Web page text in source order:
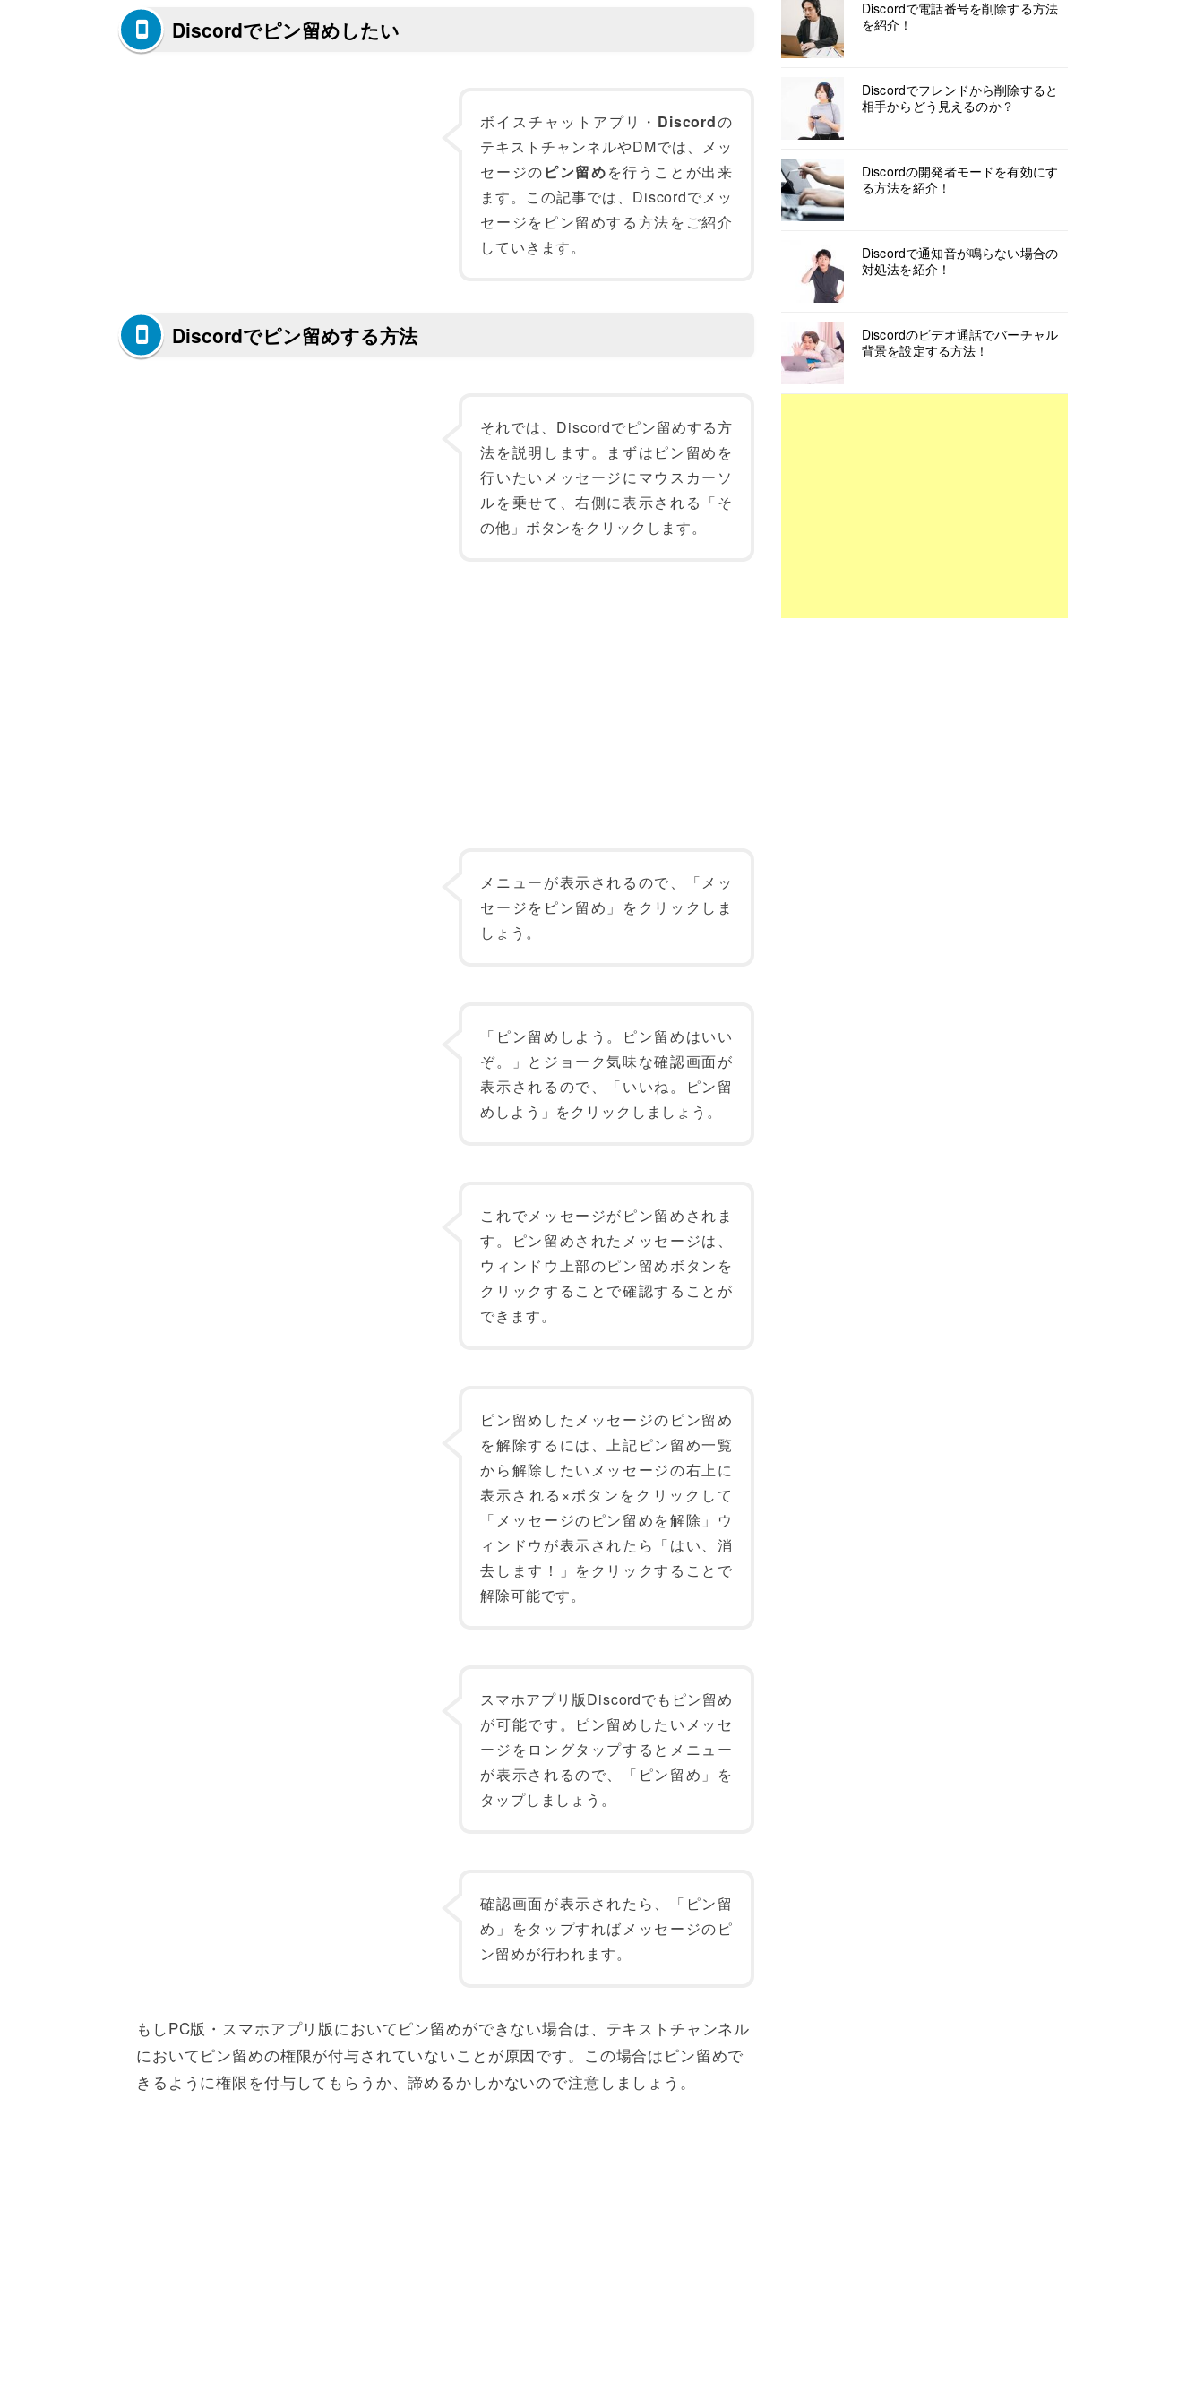
Discordでピン留めしたい
ボイスチャットアプリ・ Discordの
テキストチャンネルやDMでは、メッ
セージの ピン留めを行うことが出来
ます。この記事では、Discordでメッ
セージをピン留めする方法をご紹介
していきます。
Discordでピン留めする方法
それでは、Discordでピン留めする方
法を説明します。まずはピン留めを
行いたいメッセージにマウスカーソ
ルを乗せて、右側に表示される「そ
の他」ボタンをクリックします。
メニューが表示されるので、「メッ
セージをピン留め」をクリックしま
しょう。
「ピン留めしよう。ピン留めはいい
ぞ。」とジョーク気味な確認画面が
表示されるので、「いいね。ピン留
めしよう」をクリックしましょう。
これでメッセージがピン留めされま
す。ピン留めされたメッセージは、
ウィンドウ上部のピン留めボタンを
クリックすることで確認することが
できます。
ピン留めしたメッセージのピン留め
を解除するには、上記ピン留め一覧
から解除したいメッセージの右上に
表示される×ボタンをクリックして
「メッセージのピン留めを解除」ウ
ィンドウが表示されたら「はい、消
去します！」をクリックすることで
解除可能です。
スマホアプリ版Discordでもピン留め
が可能です。ピン留めしたいメッセ
ージをロングタップするとメニュー
が表示されるので、「ピン留め」を
タップしましょう。
確認画面が表示されたら、「ピン留
め」をタップすればメッセージのピ
ン留めが行われます。
もしPC版・スマホアプリ版においてピン留めができない場合は、テキストチャンネル
においてピン留めの権限が付与されていないことが原因です。この場合はピン留めで
きるように権限を付与してもらうか、諦めるかしかないので注意しましょう。
Discordで電話番号を削除する方法
を紹介！
Discordでフレンドから削除すると
相手からどう見えるのか？
Discordの開発者モードを有効にす
る方法を紹介！
Discordで通知音が鳴らない場合の
対処法を紹介！
Discordのビデオ通話でバーチャル
背景を設定する方法！